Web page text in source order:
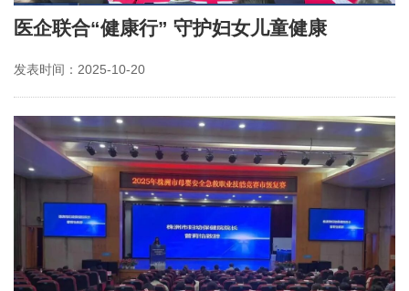
医企联合“健康行” 守护妇女儿童健康
发表时间：2025-10-20